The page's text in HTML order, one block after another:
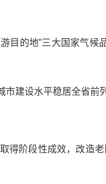
目的地”三大国家气候
建设水平稳居全省前列
得阶段性成效，改造